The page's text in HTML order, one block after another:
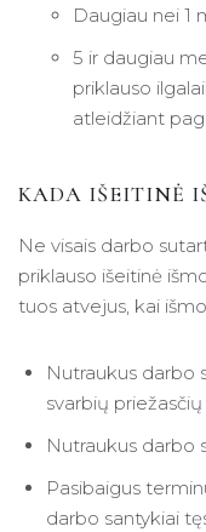
Daugiau nei 1
5 ir daugiau
priklauso
atleidžiant
KADA IŠEITINĖ
Ne visais darbo
priklauso išeitinė
tuos atvejus, kai
Nutraukus darbo
svarbių priežasčių
Nutraukus darbo
Pasibaigus
darbo santykiai